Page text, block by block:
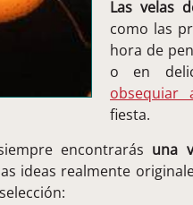
Las velas
como las
hora de
o en
obsequiar
fiesta.
encontrarás una
ideas realmente